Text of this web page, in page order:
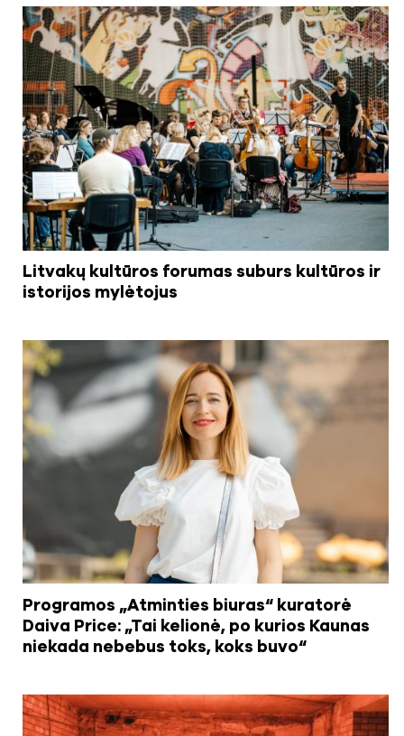
Litvakų kultūros forumas suburs kultūros ir
istorijos mylėtojus
Programos „Atminties biuras“ kuratorė
Daiva Price: „Tai kelionė, po kurios Kaunas
niekada nebebus toks, koks buvo“